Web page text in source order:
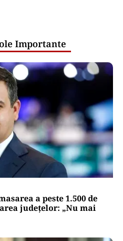
Importante
a peste 1.500 de
județelor: „Nu mai